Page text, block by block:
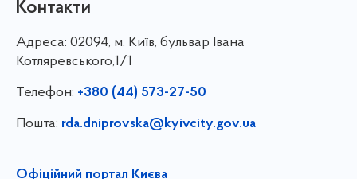
Контакти
Адреса: 02094, м. Київ, бульвар Івана
Котляревського,1/1
Телефон: +380 (44) 573-27-50
Пошта: rda.dniprovska@kyivcity.gov.ua
Офіційний портал Києва